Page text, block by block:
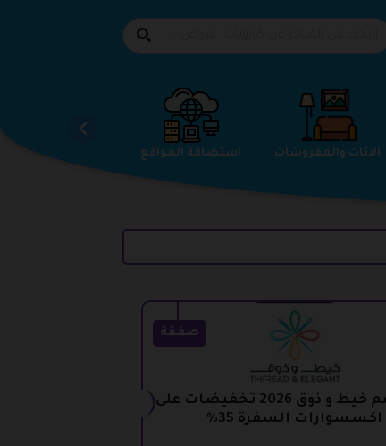
استضافة المواقع الاثاث والمفروشات الاحذية
صفقة
كود خصم خيط و ذوق 2026 تخفيضات على
اكسسوارات السفرة 35%